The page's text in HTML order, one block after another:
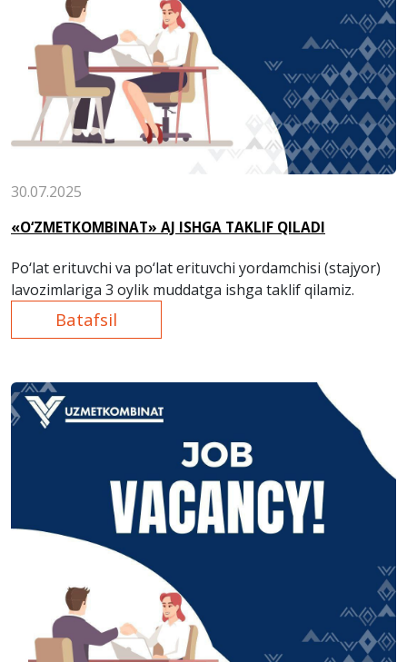
30.07.2025
«O‘ZMETKOMBINAT» AJ ISHGA TAKLIF QILADI
Po‘lat erituvchi va po‘lat erituvchi yordamchisi (stajyor)
lavozimlariga 3 oylik muddatga ishga taklif qilamiz.
Batafsil